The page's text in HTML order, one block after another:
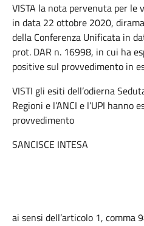
VISTA la nota pervenuta per le
in data 22 ottobre 2020,
della Conferenza Unificata in
prot. DAR n. 16998, in cui ha
positive sul provvedimento in
VISTI gli esiti dell’odierna
Regioni e l’ANCI e l’UPI hanno
provvedimento
SANCISCE INTESA
ai sensi dell’articolo 1, comma